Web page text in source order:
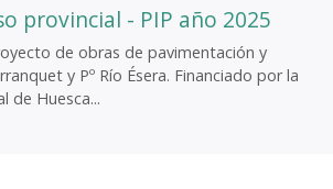
provincial - PIP año 2025
de obras de pavimentación y
y Pº Río Ésera. Financiado por la
de Huesca...